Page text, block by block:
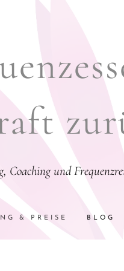
Coaching und
& PREISE BLOG